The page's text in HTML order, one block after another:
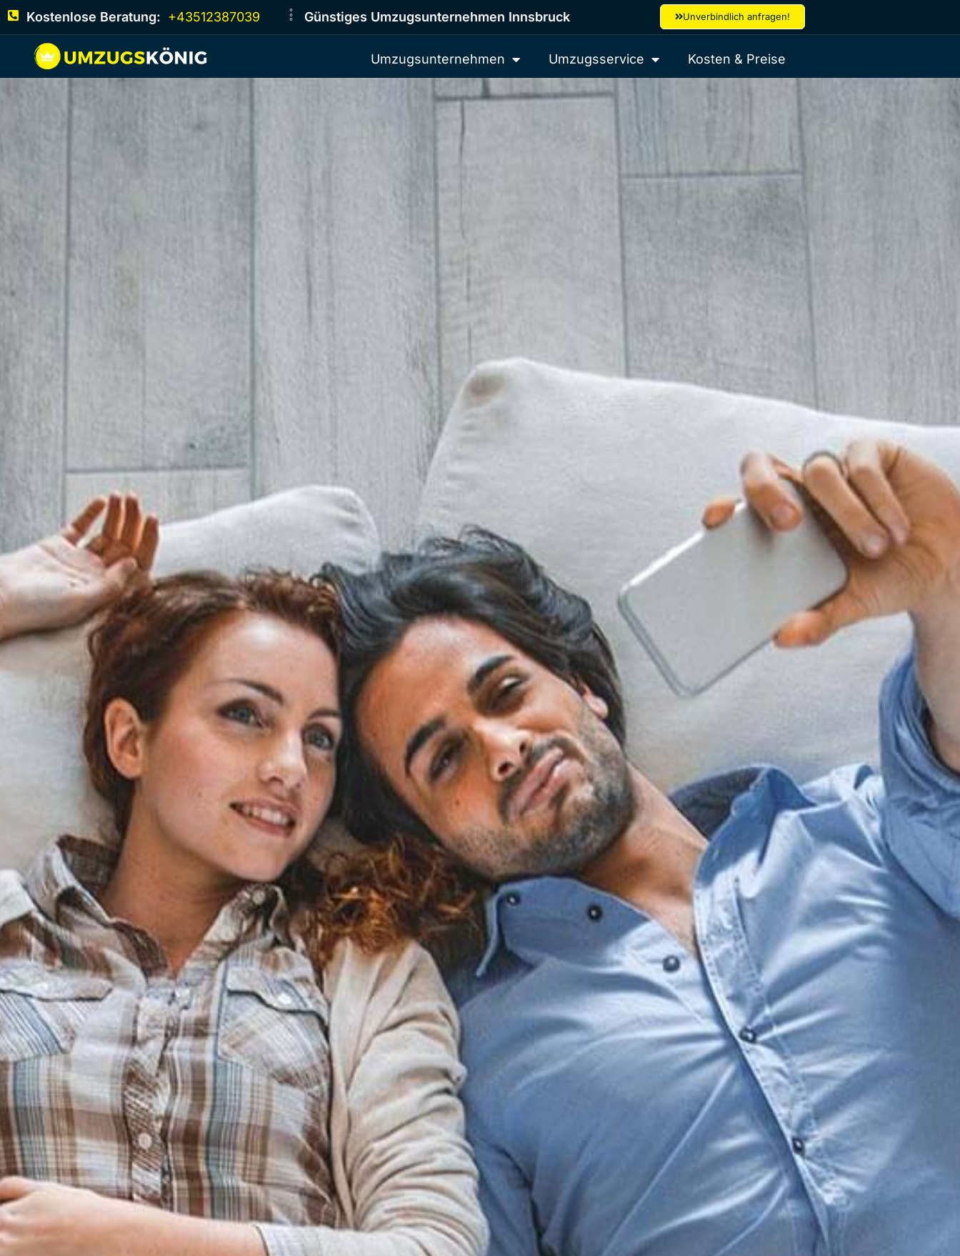
Kostenlose Beratung: +43512387039 Günstiges Umzugsunternehmen Innsbruck Unverbindlich anfragen!
Umzugsunternehmen Umzugsservice Kosten & Preise